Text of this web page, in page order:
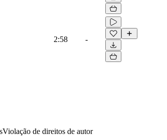
2:58 -
Violação de direitos de autor